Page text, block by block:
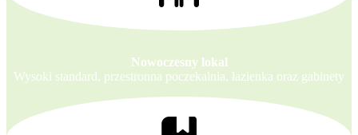
Nowoczesny lokal
Wysoki standard, przestronna poczekalnia, łazienka oraz gabinety